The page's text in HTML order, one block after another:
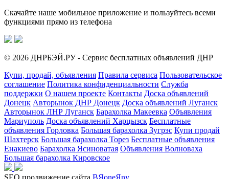
Скачайте наше мобильное приложение и пользуйтесь всеми
функциями прямо из телефона
© 2026 ДНРБЭЙ.РУ - Сервис бесплатных объявлений ДНР
Купи, продай, объявления Правила сервиса Пользовательское
соглашение Политика конфиденциальности Служба
поддержки О нашем проекте Контакты Доска объявлений
Донецк Авторынок ДНР Донецк Доска объявлений Луганск
Авторынок ЛНР Луганск Барахолка Макеевка Объявления
Мариуполь Доска объявлений Харцызск Бесплатные
объявления Горловка Большая барахолка Зугрэс Купи продай
Шахтерск Большая барахолка Торез Бесплатные объявления
Енакиево Барахолка Ясиноватая Объявления Волноваха
Большая барахолка Кировское
SEO продвижение сайта BЯoneЯny